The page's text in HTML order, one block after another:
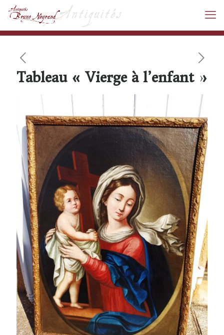
Tableau « Vierge à l’enfant »